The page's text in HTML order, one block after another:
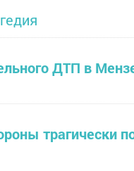
ДТП в
трагически